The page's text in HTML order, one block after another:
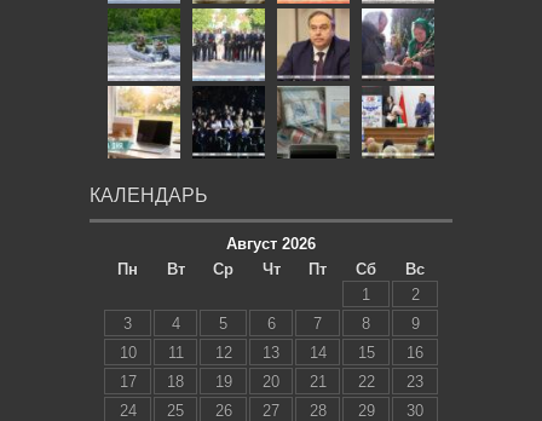
КАЛЕНДАРЬ
Август 2026
Пн
Вт Ср Чт Пт Сб
Вс
1
2
3
4 5 6 7 8
9
10
11 12 13 14 15
16
17
18 19 20 21 22
23
24
25 26 27 28 29
30